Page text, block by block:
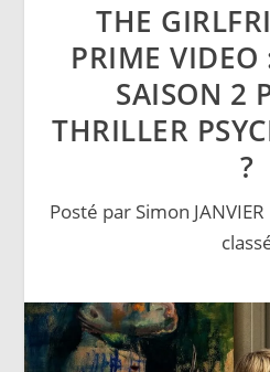
THE
PRIME VIDEO
SAISON 2
THRILLER
?
Posté par Simon JANVIER